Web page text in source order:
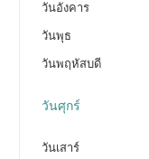
วันอังคาร
วันพุธ
วันพฤหัสบดี
วันศุกร์
วันเสาร์